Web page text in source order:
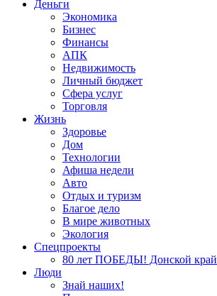
Деньги
Экономика
Бизнес
Финансы
АПК
Недвижимость
Личный бюджет
Сфера услуг
Торговля
Жизнь
Здоровье
Дом
Технологии
Афиша недели
Авто
Отдых и туризм
Благое дело
В мире животных
Экология
Спецпроекты
80 лет ПОБЕДЫ! Донской край
Люди
Знай наших!